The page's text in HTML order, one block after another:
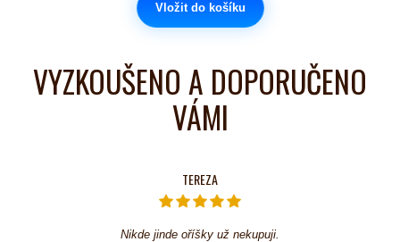
Vložit do košíku
VYZKOUŠENO A DOPORUČENO
VÁMI
TEREZA
Nikde jinde oříšky už nekupuji.